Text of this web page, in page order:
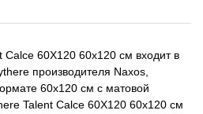
Calce 60X120 60x120 см входит в
производителя Naxos,
60x120 см с матовой
Talent Calce 60X120 60x120 см